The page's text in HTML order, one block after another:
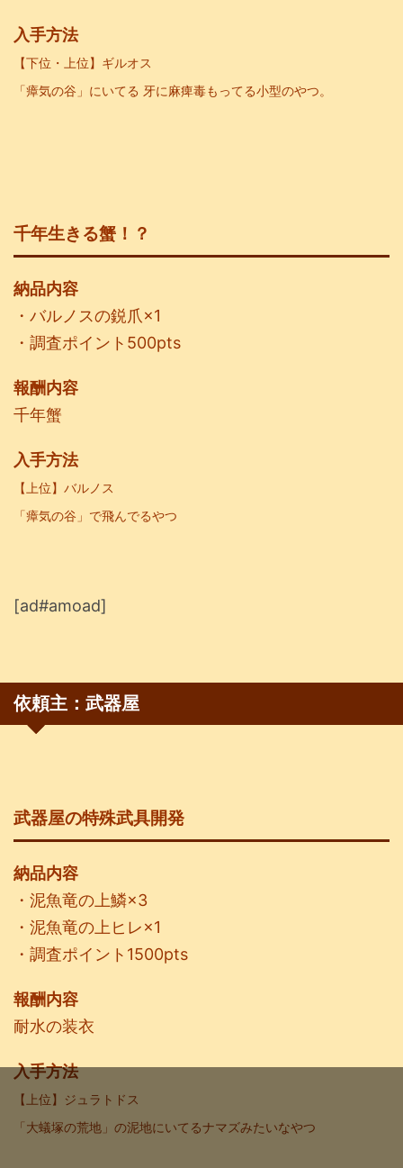
入手方法
【下位・上位】ギルオス
「瘴気の谷」にいてる 牙に麻痺毒もってる小型のやつ。
千年生きる蟹！？
納品内容
・バルノスの鋭爪×1
・調査ポイント500pts
報酬内容
千年蟹
入手方法
【上位】バルノス
「瘴気の谷」で飛んでるやつ
[ad#amoad]
依頼主：武器屋
武器屋の特殊武具開発
納品内容
・泥魚竜の上鱗×3
・泥魚竜の上ヒレ×1
・調査ポイント1500pts
報酬内容
耐水の装衣
入手方法
【上位】ジュラトドス
「大蟻塚の荒地」の泥地にいてるナマズみたいなやつ